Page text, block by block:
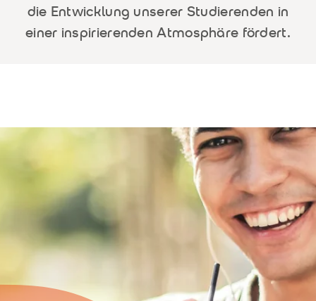
die Entwicklung unserer Studierenden in
einer inspirierenden Atmosphäre fördert.